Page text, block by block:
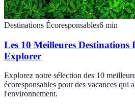
Destinations Écoresponsables6 min
Les 10 Meilleures Destinations
Explorer
Explorez notre sélection des 10
écoresponsables pour des vacances qui
l'environnement.